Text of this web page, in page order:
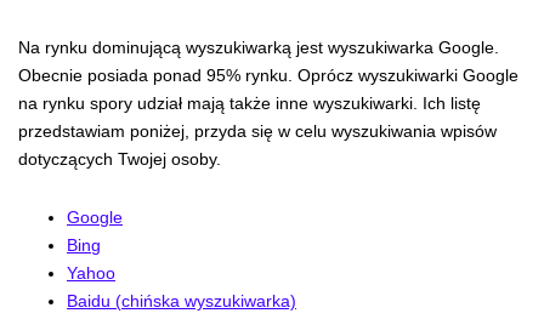
Na rynku dominującą wyszukiwarką jest wyszukiwarka Google.
Obecnie posiada ponad 95% rynku. Oprócz wyszukiwarki Google
na rynku spory udział mają także inne wyszukiwarki. Ich listę
przedstawiam poniżej, przyda się w celu wyszukiwania wpisów
dotyczących Twojej osoby.
Google
Bing
Yahoo
Baidu (chińska wyszukiwarka)